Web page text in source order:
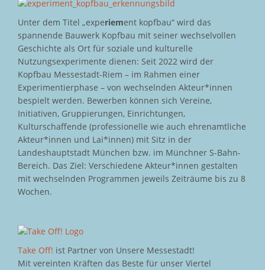
Unter dem Titel „experiement kopfbau“ wird das
spannende Bauwerk Kopfbau mit seiner wechselvollen
Geschichte als Ort für soziale und kulturelle
Nutzungsexperimente dienen: Seit 2022 wird der
Kopfbau Messestadt-Riem – im Rahmen einer
Experimentierphase – von wechselnden Akteur*innen
bespielt werden. Bewerben können sich Vereine,
Initiativen, Gruppierungen, Einrichtungen,
Kulturschaffende (professionelle wie auch ehrenamtliche
Akteur*innen und Lai*innen) mit Sitz in der
Landeshauptstadt München bzw. im Münchner S-Bahn-
Bereich. Das Ziel: Verschiedene Akteur*innen gestalten
mit wechselnden Programmen jeweils Zeiträume bis zu 8
Wochen.
Take Off! ist Partner von Unsere Messestadt!
Mit vereinten Kräften das Beste für unser Viertel